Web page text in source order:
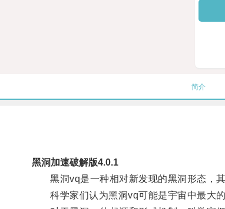
简介
黑洞加速破解版4.0.1
黑洞vq是一种相对新发现的黑洞形态，其
科学家们认为黑洞vq可能是宇宙中最大的